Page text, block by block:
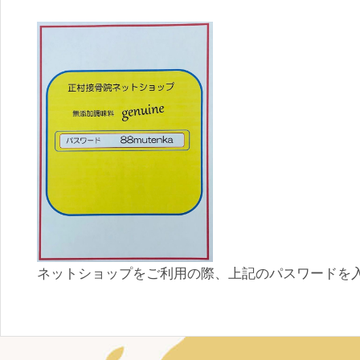
ネットショップをご利用の際、上記のパスワードを